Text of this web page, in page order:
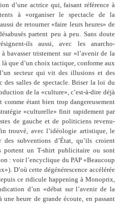
d’une actrice qui, faisant référence à
à «organiser le spectacle de la
de retourner «faire leurs heures» de
partent peu à peu. Sans doute
ils aussi, avec les anarcho-
bavasser tristement sur «l’avenir de la
que d’un choix tactique, conforme aux
secteur qui vit des illusions et des
salles de spectacle. Briser la loi du
de la «culture», c’est-à-dire déjà
comme étant bien trop dangereusement
«culturelle» finit rapidement par
de gauche et de politiciens revenu-
trouvé, avec l’idéologie artistique, le
des subventions d’État, qu’ils croient
portent un T-shirt publicitaire ou sont
: voir l’encyclique du PAP «Beaucoup
D’où cette dégénérescence accélérée
ce ridicule happening à Monoprix,
d’un «débat sur l’avenir de la
heure de grande écoute, en passant